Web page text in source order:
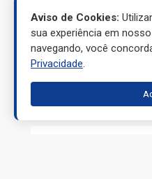
Aviso de Cookies:
sua experiência em
navegando, você
Privacidade.